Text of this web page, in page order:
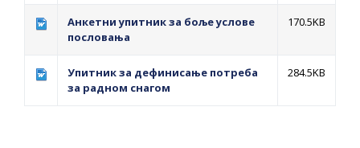
НА ГРАДСКИ МЈЕСЕЧНИ БОРАЧКИ
ДОДАТАК ЗА ДЕМОБИЛИСАНЕ БОРЦЕ
СОЦИЈАЛНЕ ПОТРЕБЕ
Анкетни упитник за боље услове
пословања
170.5KB
Упитник за дефинисање потреба
за радном снагом
284.5KB